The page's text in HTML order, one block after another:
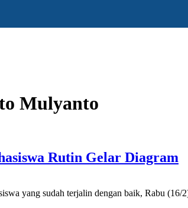
Mulyanto
Rutin Gelar Diagram
yang sudah terjalin dengan baik, Rabu (16/